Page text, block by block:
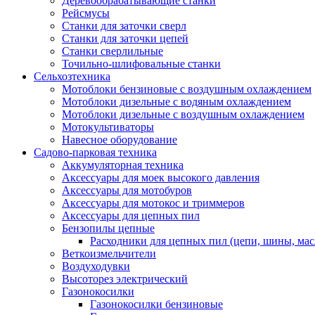
Рейсмусы
Станки для заточки сверл
Станки для заточки цепей
Станки сверлильные
Точильно-шлифовальные станки
Сельхозтехника
Мотоблоки бензиновые с воздушным охлаждением
Мотоблоки дизельные с водяным охлаждением
Мотоблоки дизельные с воздушным охлаждением
Мотокультиваторы
Навесное оборудование
Садово-парковая техника
Аккумуляторная техника
Аксессуары для моек высокого давления
Аксессуары для мотобуров
Аксессуары для мотокос и триммеров
Аксессуары для цепных пил
Бензопилы цепные
Расходники для цепных пил (цепи, шины,
Веткоизмельчители
Воздуходувки
Высоторез электрический
Газонокосилки
Газонокосилки бензиновые